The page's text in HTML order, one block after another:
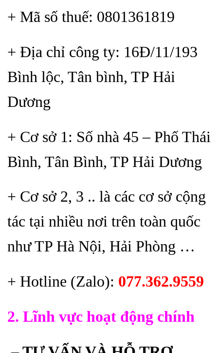
+ Mã số thuế: 0801361819
+ Địa chỉ công ty: 16Đ/11/193
Bình lộc, Tân bình, TP Hải
Dương
+ Cơ sở 1: Số nhà 45 – Phố Thái
Bình, Tân Bình, TP Hải Dương
+ Cơ sở 2, 3 .. là các cơ sở cộng
tác tại nhiều nơi trên toàn quốc
như TP Hà Nội, Hải Phòng …
+ Hotline (Zalo): 077.362.9559
2. Lĩnh vực hoạt động chính